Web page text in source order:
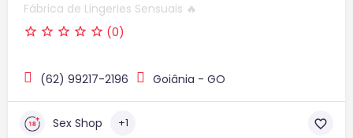
Fábrica de Lingeries Sensuais 🔥
(0)
(62) 99217-2196 Goiânia - GO
Sex Shop +1